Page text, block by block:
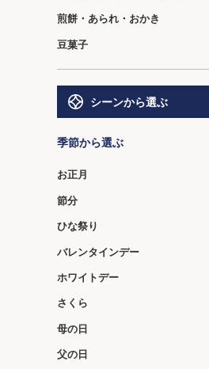
煎餅・あられ・おかき
豆菓子
シーンから選ぶ
季節から選ぶ
お正月
節分
ひな祭り
バレンタインデー
ホワイトデー
さくら
母の日
父の日